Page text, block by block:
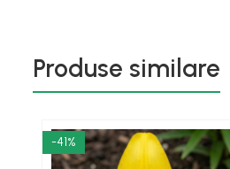
Produse similare
-41%